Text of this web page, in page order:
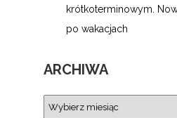
krótkoterminowym.
po wakacjach
ARCHIWA